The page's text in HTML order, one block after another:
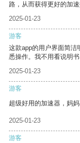
路，从而获得更好的加速
2025-01-23
游客
这款app的用户界面简洁
悉操作。我不用看说明
2025-01-23
游客
超级好用的加速器，妈
2025-01-23
游客